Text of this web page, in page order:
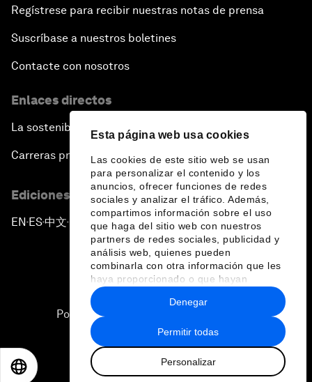
Esta página web usa cookies
Las cookies de este sitio web se usan
para personalizar el contenido y los
anuncios, ofrecer funciones de redes
sociales y analizar el tráfico. Además,
compartimos información sobre el uso
que haga del sitio web con nuestros
partners de redes sociales, publicidad y
análisis web, quienes pueden
combinarla con otra información que les
haya proporcionado o que hayan
recopilado a partir del uso que haya
hecho de sus servicios.
Permitir todas
Personalizar
Denegar
Regístrese para recibir nuestras notas de prensa
Suscríbase a nuestros boletines
Contacte con nosotros
Enlaces directos
La sostenibilidad en el Foro
Carreras profesionales
Ediciones en otros idiomas
EN ▪ ES▪中文▪ 日本語
Política de privacidad y normas de uso
2026 Foro Económico Mundial